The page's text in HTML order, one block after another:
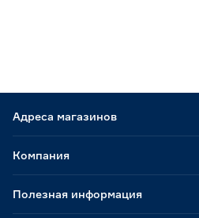
Адреса магазинов
Компания
Полезная информация